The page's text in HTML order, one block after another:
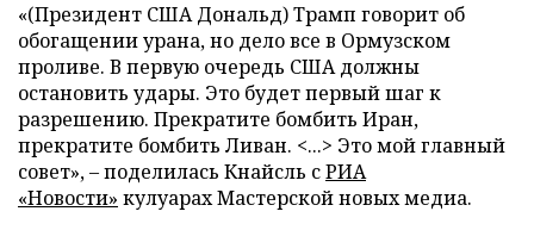
«(Президент США Дональд) Трамп говорит об
обогащении урана, но дело все в Ормузском
проливе. В первую очередь США должны
остановить удары. Это будет первый шаг к
разрешению. Прекратите бомбить Иран,
прекратите бомбить Ливан. <...> Это мой главный
совет», – поделилась Кнайсль сРИА
«Новости» кулуарах Мастерской новых медиа.